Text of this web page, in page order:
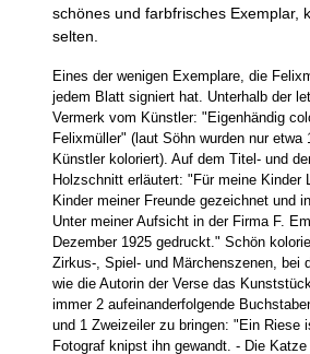
schönes und farbfrisches Exemplar,
selten.
Eines der wenigen Exemplare, die
jedem Blatt signiert hat. Unterhalb der
Vermerk vom Künstler: "Eigenhändig
Felixmüller" (laut Söhn wurden nur etwa
Künstler koloriert). Auf dem Titel- und
Holzschnitt erläutert: "Für meine Kinder
Kinder meiner Freunde gezeichnet und
Unter meiner Aufsicht in der Firma F.
Dezember 1925 gedruckt." Schön
Zirkus-, Spiel- und Märchenszenen, bei
wie die Autorin der Verse das
immer 2 aufeinanderfolgende
und 1 Zweizeiler zu bringen: "Ein Riese
Fotograf knipst ihn gewandt. - Die